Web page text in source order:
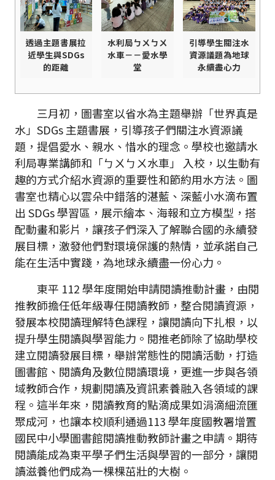
透過主題書展拉
近學生與SDGs
的距離
水利局ㄅㄨㄅㄨ
水車－－愛水學
堂
引導學生關注水
資源議題為地球
永續盡心力
三月初，圖書室以省水為主題舉辦「世界真是
水」SDGs 主題書展，引導孩子們關注水資源議
題，提倡愛水、親水、惜水的理念。學校也邀請水
利局專業講師和「ㄅㄨㄅㄨ水車」 入校，以生動有
趣的方式介紹水資源的重要性和節約用水方法。圖
書室也精心以雲朵中錯落的湛藍、深藍小水滴布置
出 SDGs 學習區，展示繪本、海報和立方模型，搭
配動畫和影片，讓孩子們深入了解聯合國的永續發
展目標，激發他們對環境保護的熱情，並承諾自己
能在生活中實踐，為地球永續盡一份心力。
東平 112 學年度開始申請閱讀推動計畫，由閱
推教師擔任低年級專任閱讀教師，整合閱讀資源，
發展本校閱讀理解特色課程，讓閱讀向下扎根，以
提升學生閱讀與學習能力。閱推老師除了協助學校
建立閱讀發展目標，舉辦常態性的閱讀活動，打造
圖書館、閱讀角及數位閱讀環境，更進一步與各領
域教師合作，規劃閱讀及資訊素養融入各領域的課
程。這半年來，閱讀教育的點滴成果如涓滴細流匯
聚成河，也讓本校順利通過113 學年度國教署增置
國民中小學圖書館閱讀推動教師計畫之申請。期待
閱讀能成為東平學子們生活與學習的一部分，讓閱
讀滋養他們成為一棵棵茁壯的大樹。